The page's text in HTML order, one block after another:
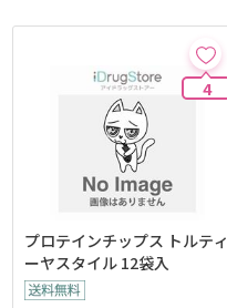
4
プロテインチップス トルティ
ーヤスタイル 12袋入